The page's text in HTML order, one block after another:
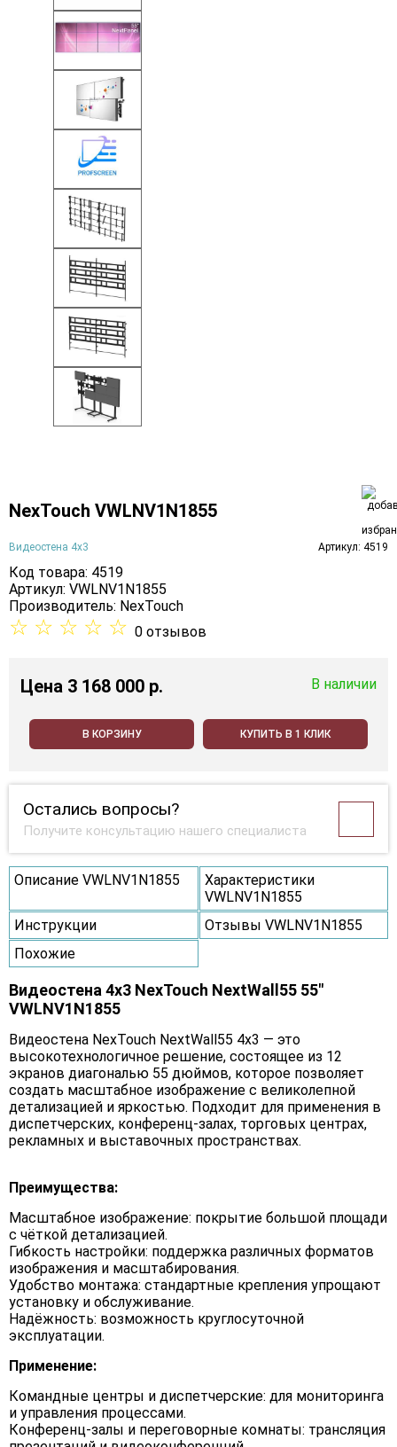
NexTouch VWLNV1N1855
Видеостена 4х3 Артикул: 4519
Код товара: 4519
Артикул: VWLNV1N1855
Производитель: NexTouch
☆ ☆ ☆ ☆ ☆ 0 отзывов
Цена 3 168 000 p. В наличии
В КОРЗИНУ КУПИТЬ В 1 КЛИК
Остались вопросы?
Получите консультацию нашего специалиста
Описание VWLNV1N1855
Характеристики
VWLNV1N1855
Инструкции
Отзывы VWLNV1N1855
Похожие
Видеостена 4x3 NexTouch NextWall55 55"
VWLNV1N1855
Видеостена NexTouch NextWall55 4x3 — это
высокотехнологичное решение, состоящее из 12
экранов диагональю 55 дюймов, которое позволяет
создать масштабное изображение с великолепной
детализацией и яркостью. Подходит для применения в
диспетчерских, конференц-залах, торговых центрах,
рекламных и выставочных пространствах.
Преимущества:
Масштабное изображение: покрытие большой площади
с чёткой детализацией.
Гибкость настройки: поддержка различных форматов
изображения и масштабирования.
Удобство монтажа: стандартные крепления упрощают
установку и обслуживание.
Надёжность: возможность круглосуточной
эксплуатации.
Применение:
Командные центры и диспетчерские: для мониторинга
и управления процессами.
Конференц-залы и переговорные комнаты: трансляция